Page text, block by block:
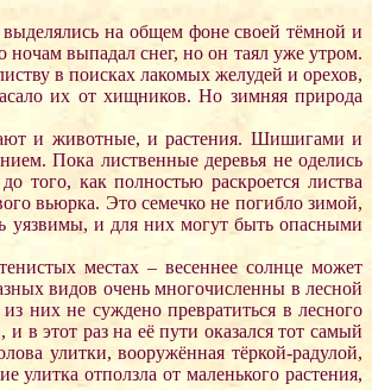
на общем фоне своей тёмной и
выпадал снег, но он таял уже утром.
в поисках лакомых желудей и орехов,
их от хищников. Но зимняя природа
и животные, и растения. Шишигами и
Пока лиственные деревья не оделись
того, как полностью раскроется листва
вьюрка. Это семечко не погибло зимой,
уязвимы, и для них могут быть опасными
местах – весеннее солнце может
видов очень многочисленны в лесной
них не суждено превратиться в лесного
в этот раз на её пути оказался тот самый
улитки, вооружённая тёркой-радулой,
отползла от маленького растения,